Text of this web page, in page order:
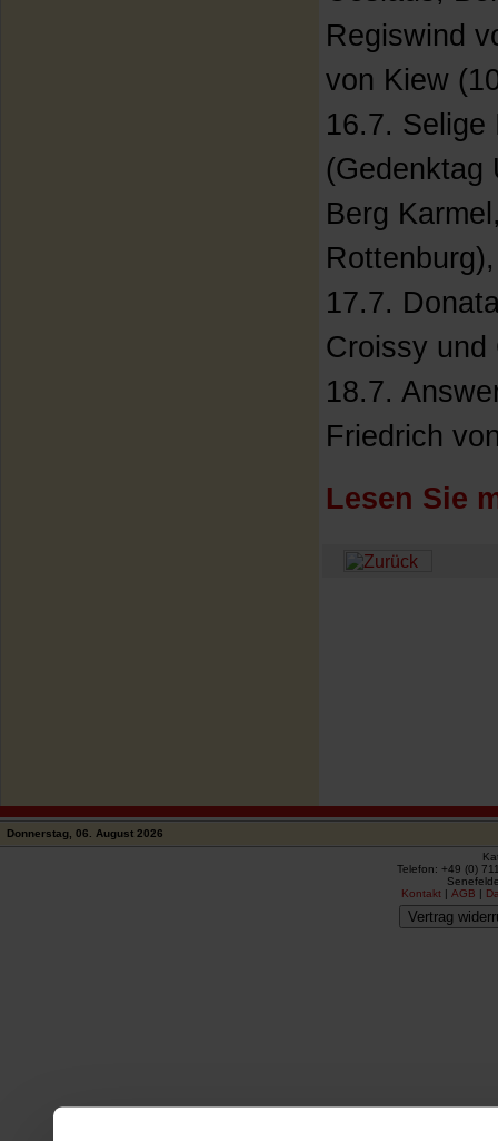
Regiswind
von Kiew
16.7. Selige
(Gedenktag
Berg
17.7.
Croissy und
18.7.
Friedrich
Lesen Sie
Donnerstag, 06. August 2026
Telefon: +49 (0)
Kontakt |AGB |
Vertrag